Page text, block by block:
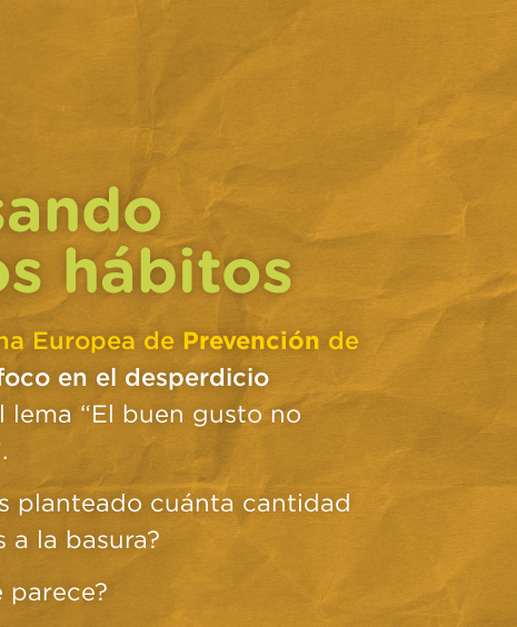
hábitos
Europea de Prevención de
en el desperdicio
lema “El buen gusto no
planteado cuánta cantidad
a la basura?
parece?